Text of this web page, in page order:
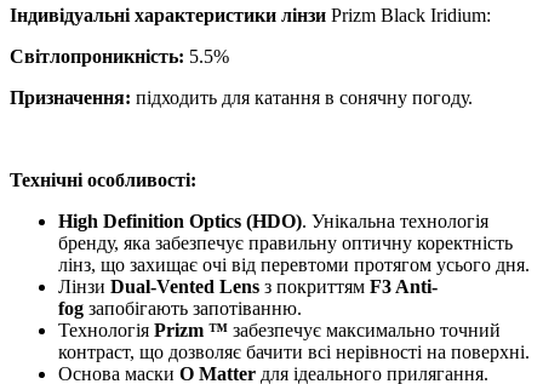
Індивідуальні характеристики лінзи Prizm Black Iridium:
Світлопроникність: 5.5%
Призначення: підходить для катання в сонячну погоду.
Технічні особливості:
High Definition Optics (HDO). Унікальна технологія
бренду, яка забезпечує правильну оптичну коректність
лінз, що захищає очі від перевтоми протягом усього дня.
Лінзи Dual-Vented Lens з покриттям F3 Anti-
fog запобігають запотіванню.
Технологія Prizm ™ забезпечує максимально точний
контраст, що дозволяє бачити всі нерівності на поверхні.
Основа маски O Matter для ідеального прилягання.